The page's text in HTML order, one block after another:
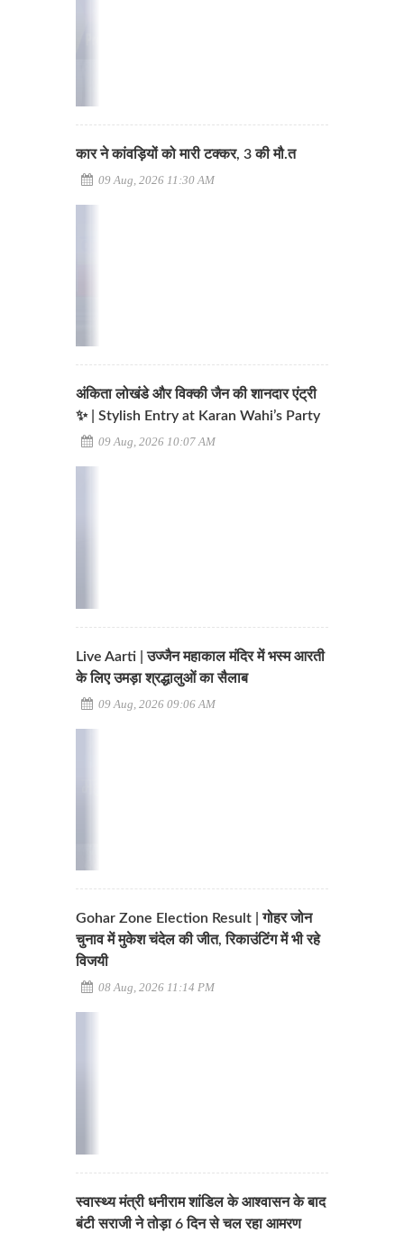
कार ने कांवड़ियों को मारी टक्कर, 3 की मौ.त
09 Aug, 2026 11:30 AM
अंकिता लोखंडे और विक्की जैन की शानदार एंट्री
✨ | Stylish Entry at Karan Wahi’s Party
09 Aug, 2026 10:07 AM
Live Aarti | उज्जैन महाकाल मंदिर में भस्म आरती
के लिए उमड़ा श्रद्धालुओं का सैलाब
09 Aug, 2026 09:06 AM
Gohar Zone Election Result | गोहर जोन
चुनाव में मुकेश चंदेल की जीत, रिकाउंटिंग में भी रहे
विजयी
08 Aug, 2026 11:14 PM
स्वास्थ्य मंत्री धनीराम शांडिल के आश्वासन के बाद
बंटी सराजी ने तोड़ा 6 दिन से चल रहा आमरण